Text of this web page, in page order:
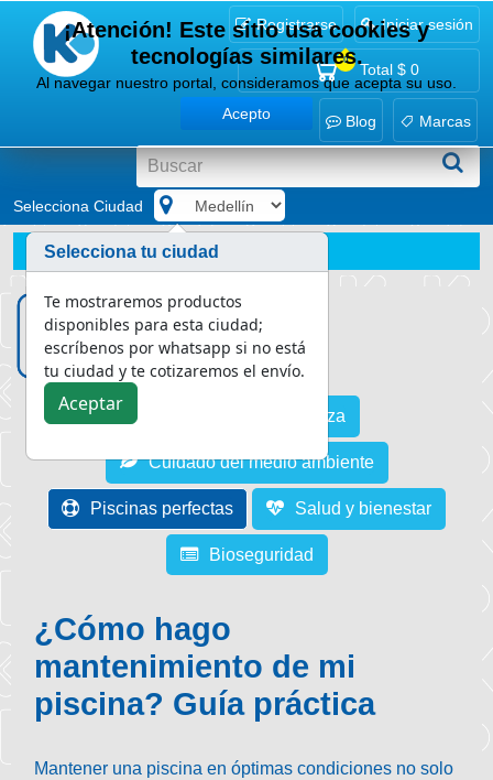
Registrarse Iniciar sesión
0
Total $ 0
Blog Marcas
Selecciona Ciudad
Blog
Piscinas perfectas
Asesoría en limpieza
Cuidado del medio ambiente
Piscinas perfectas Salud y bienestar
Bioseguridad
¿Cómo hago
mantenimiento de mi
piscina? Guía práctica
Mantener una piscina en óptimas condiciones no solo
¡Atención! Este sitio usa cookies y
tecnologías similares.
Al navegar nuestro portal, consideramos que acepta su uso.
Acepto
Selecciona tu ciudad
Te mostraremos productos
disponibles para esta ciudad;
escríbenos por whatsapp si no está
tu ciudad y te cotizaremos el envío.
Aceptar